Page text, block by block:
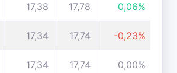
17,38 17,78 0,06%
17,34 17,74 -0,23%
17,34 17,74 0,00%